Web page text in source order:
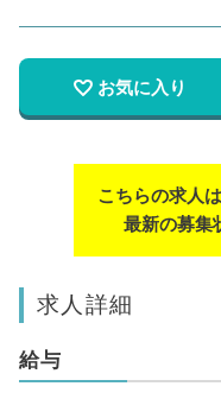
お気に入り
こちらの求人
最新の募集
求人詳細
給与